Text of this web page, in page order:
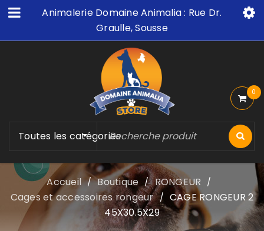
Animalerie Domaine Animalia : Rue Dr.
Graulle, Sousse
Toutes les catégories
0
Accueil / Boutique / RONGEUR /
Cages et accessoires rongeur / CAGE RONGEUR 2
45X30.5X29